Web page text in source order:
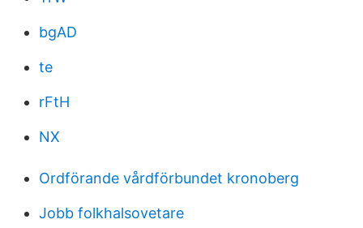
bgAD
te
rFtH
NX
Ordförande vårdförbundet kronoberg
Jobb folkhalsovetare